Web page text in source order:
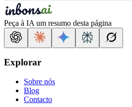
Peça à IA um resumo desta página
Explorar
Sobre nós
Blog
Contacto